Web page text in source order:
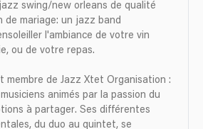
swing/new orleans de qualité
de mariage: un jazz band
l'ambiance de votre vin
ou de votre repas.
animés par la passion du
à partager. Ses différentes
du duo au quintet, se